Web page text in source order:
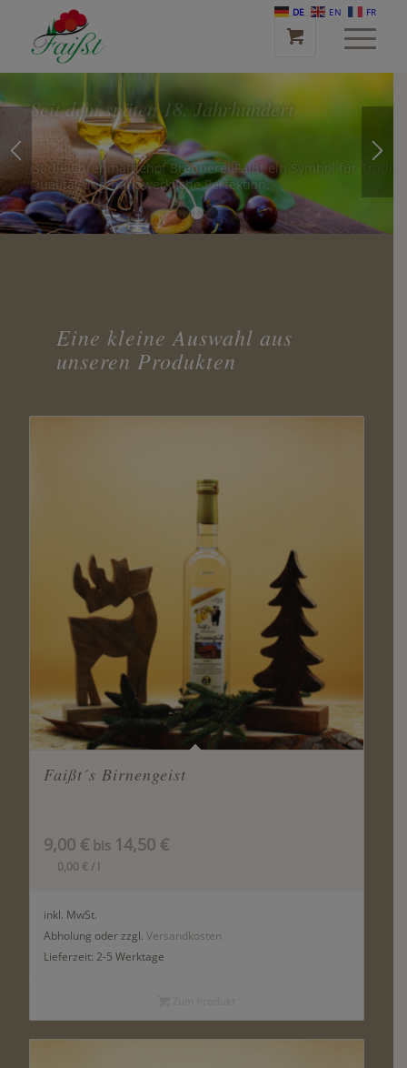
Seit dem späten 18. Jahrhundert
ist die Ehrenmättlehof Brennerei Faißt ein Symbol für
Qualität und handwerkliche Perfektion.
1 2
Eine kleine Auswahl aus
unseren Produkten
Faißt´s Birnengeist
9,00 €bis 14,50 €
0,00€/ l
inkl. MwSt.
Abholung oder zzgl.Versandkosten
Lieferzeit:2-5 Werktage
DE EN FR